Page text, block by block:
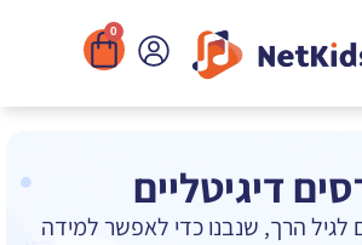
0
דיגיטליים
לגיל הרך, שנבנו כדי לאפשר למידה